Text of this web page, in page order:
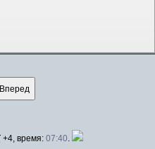
+4, время: 07:40.